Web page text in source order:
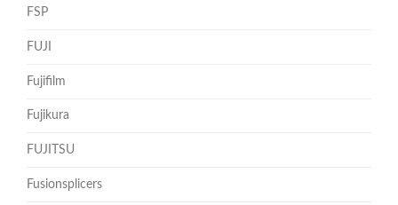
FSP
FUJI
Fujifilm
Fujikura
FUJITSU
Fusionsplicers